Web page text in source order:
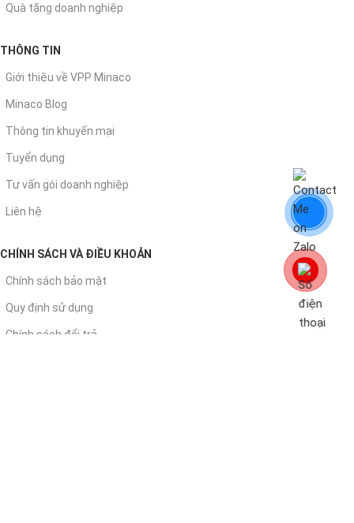
Quà tặng doanh nghiệp
THÔNG TIN
Giới thiệu về VPP Minaco
Minaco Blog
Thông tin khuyến mại
Tuyển dụng
Tư vấn gói doanh nghiệp
Liên hệ
CHÍNH SÁCH VÀ ĐIỀU KHOẢN
Chính sách bảo mật
Quy định sử dụng
Chính sách đổi trả